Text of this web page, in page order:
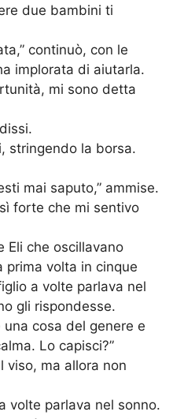
due bambini ti
continuò, con le
implorata di aiutarla.
mi sono detta
stringendo la borsa.
mai saputo,” ammise.
forte che mi sentivo
Eli che oscillavano
prima volta in cinque
a volte parlava nel
gli rispondesse.
una cosa del genere e
Lo capisci?”
viso, ma allora non
volte parlava nel sonno.